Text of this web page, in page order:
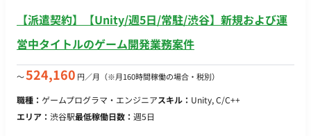
【派遣契約】【Unity/週5日/常駐/渋谷】新規および運
営中タイトルのゲーム開発業務案件
〜524,160 円／月 （※月160時間稼働の場合・税別）
職種： ゲームプログラマ・エンジニアスキル： Unity, C/C++
エリア： 渋谷駅最低稼働日数： 週5日